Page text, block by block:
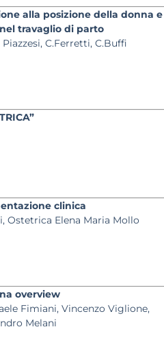
alla posizione della donna e
travaglio di parto
Piazzesi, C.Ferretti, C.Buffi
clinica
Ostetrica Elena Maria Mollo
overview
Fimiani, Vincenzo Viglione,
Melani